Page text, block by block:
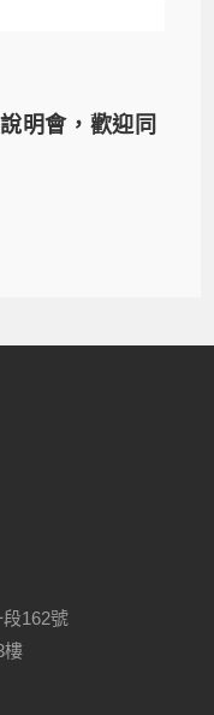
明會，歡迎同
162號
樓